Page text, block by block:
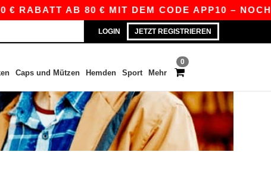
AB 80 € MIT DEM CODE APP10 – NOCH
LOGIN JETZT REGISTRIEREN
0
Caps und Mützen Hemden Sport Mehr